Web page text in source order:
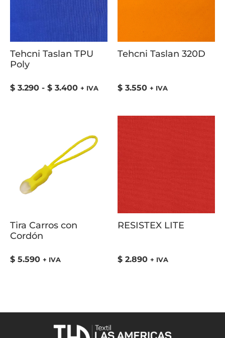
Tehcni Taslan TPU
Poly
$ 3.290 - $ 3.400 + IVA
Tehcni Taslan 320D
$ 3.550 + IVA
Tira Carros con
Cordón
$ 5.590 + IVA
RESISTEX LITE
$ 2.890 + IVA